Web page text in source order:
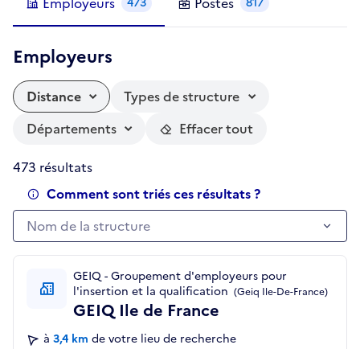
Employeurs
Distance
Types de structure
Départements
Effacer tout
473 résultats
Comment sont triés ces résultats ?
Nom de la structure
Nom de la structure
GEIQ - Groupement d'employeurs pour
l'insertion et la qualification (Geiq Ile-De-France)
GEIQ Ile de France
à 3,4 km de votre lieu de recherche